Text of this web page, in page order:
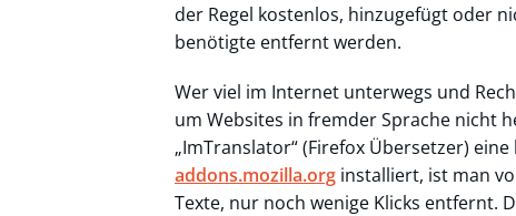
der Regel kostenlos, hinzugefügt oder
benötigte entfernt werden.
Wer viel im Internet unterwegs und
um Websites in fremder Sprache nicht
„ImTranslator“ (Firefox Übersetzer)
addons.mozilla.org installiert, ist man
Texte, nur noch wenige Klicks entfernt.